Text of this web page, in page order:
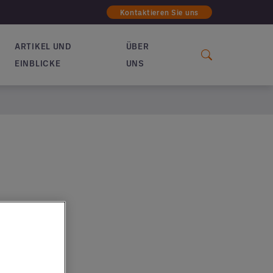
Kontaktieren Sie uns
ARTIKEL UND
EINBLICKE
ÜBER
UNS